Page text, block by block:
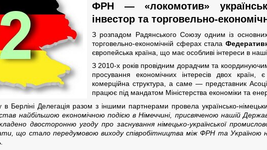
ФРН — «локомотив»
інвестор та торговельно-
З розпадом Радянського Союзу одним із основних
торговельно-економічній сферах стала
європейська країна, що має особливі інтереси в
З 2010-х років провідним дорадчим та
просування економічних інтересів двох країн,
комерційна структура, а саме — представник
працює під мандатом Міністерства економіки та
Берліні Делегація разом з іншими партнерами провела українсько-
найбільшою економічною подією в Німеччині, присвяченою нашій
двосторонню угоду про заснування німецько-української
що стало передумовою виходу співробітництва між ФРН та Україною